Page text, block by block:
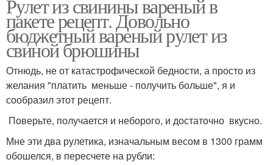
Рулет из свинины вареный в
пакете рецепт. Довольно
бюджетный вареный рулет из
свиной брюшины
Отнюдь, не от катастрофической бедности, а просто из
желания "платить меньше - получить больше", я и
сообразил этот рецепт.
Поверьте, получается и неборого, и достаточно вкусно.
Мне эти два рулетика, изначальным весом в 1300 грамм
обошелся, в пересчете на рубли: